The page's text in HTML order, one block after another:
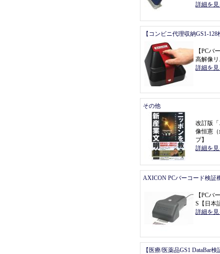
詳細を
【コンビニ代理収納GS1-
【PCバ
高解像
詳細を
その他
改訂版 「
像恒憲 （
プ】
詳細を
AXICON PCバーコード検証
【PCバ
S 【 日本
詳細を
【医療/医薬品GS1 DataBar